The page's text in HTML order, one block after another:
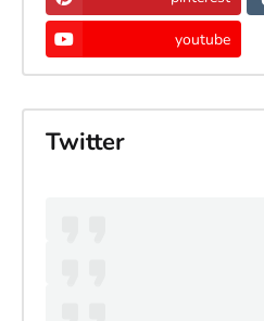
youtube
Twitter